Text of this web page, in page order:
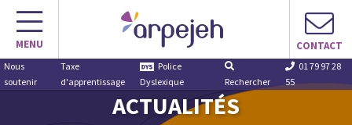
Aller
contenu
MENU CONTACT
Nous
soutenir
Taxe
d'apprentissage
Police
Dyslexique
Rechercher
01 79 97 28
55
ACTUALITÉS